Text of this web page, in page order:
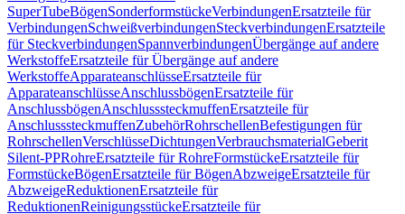
SuperTubeBögenSonderformstückeVerbindungenErsatzteile für
VerbindungenSchweißverbindungenSteckverbindungenErsatzteile
für SteckverbindungenSpannverbindungenÜbergänge auf andere
WerkstoffeErsatzteile für Übergänge auf andere
WerkstoffeApparateanschlüsseErsatzteile für
ApparateanschlüsseAnschlussbögenErsatzteile für
AnschlussbögenAnschlusssteckmuffenErsatzteile für
AnschlusssteckmuffenZubehörRohrschellenBefestigungen für
RohrschellenVerschlüsseDichtungenVerbrauchsmaterialGeberit
Silent-PPRohreErsatzteile für RohreFormstückeErsatzteile für
FormstückeBögenErsatzteile für BögenAbzweigeErsatzteile für
AbzweigeReduktionenErsatzteile für
ReduktionenReinigungsstückeErsatzteile für